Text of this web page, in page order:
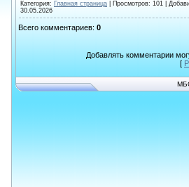
Категория: Главная страница Просмотров: 101 |
30.05.2026
Всего комментариев: 0
Добавлять комментарии
[